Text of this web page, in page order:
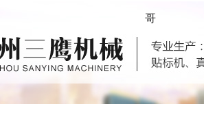
哥